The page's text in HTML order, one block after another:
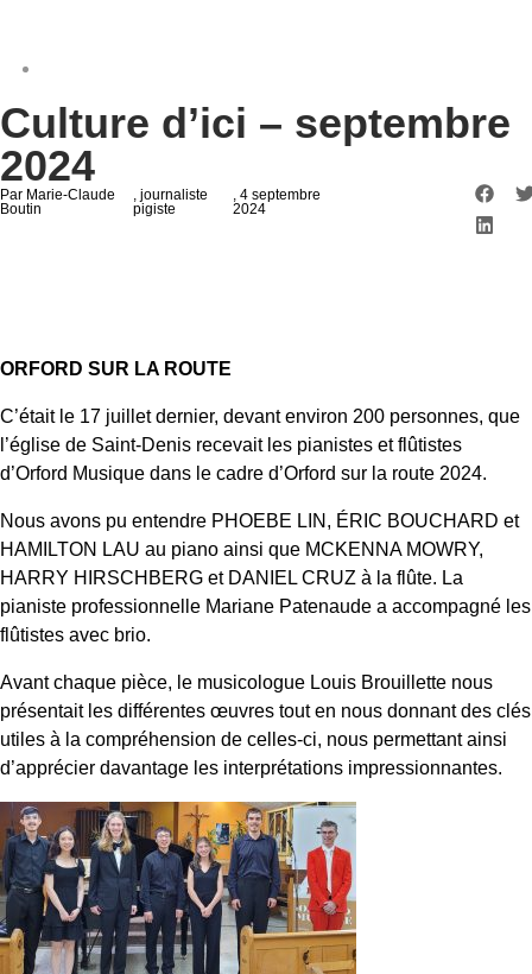
Culture d’ici – septembre
2024
Par Marie-Claude
Boutin
, journaliste
pigiste
, 4 septembre
2024
ORFORD SUR LA ROUTE
C’était le 17 juillet dernier, devant environ 200 personnes, que
l’église de Saint-Denis recevait les pianistes et flûtistes
d’Orford Musique dans le cadre d’Orford sur la route 2024.
Nous avons pu entendre PHOEBE LIN, ÉRIC BOUCHARD et
HAMILTON LAU au piano ainsi que MCKENNA MOWRY,
HARRY HIRSCHBERG et DANIEL CRUZ à la flûte. La
pianiste professionnelle Mariane Patenaude a accompagné les
flûtistes avec brio.
Avant chaque pièce, le musicologue Louis Brouillette nous
présentait les différentes œuvres tout en nous donnant des clés
utiles à la compréhension de celles-ci, nous permettant ainsi
d’apprécier davantage les interprétations impressionnantes.